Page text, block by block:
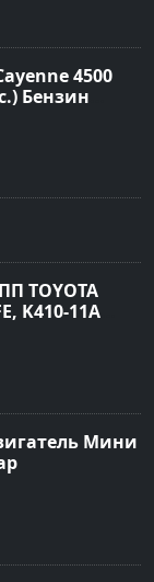
4500
Бензин
TOYOTA
K410-11A
Мини